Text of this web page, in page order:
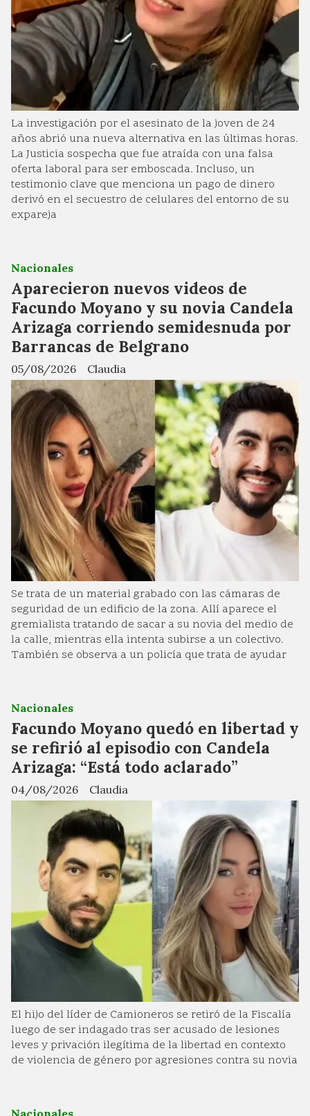
La investigación por el asesinato de la joven de 24
años abrió una nueva alternativa en las últimas horas.
La Justicia sospecha que fue atraída con una falsa
oferta laboral para ser emboscada. Incluso, un
testimonio clave que menciona un pago de dinero
derivó en el secuestro de celulares del entorno de su
expareja
Aparecieron nuevos videos de
Facundo Moyano y su novia Candela
Arizaga corriendo semidesnuda por
Barrancas de Belgrano
Claudia
Nacionales
05/08/2026
Se trata de un material grabado con las cámaras de
seguridad de un edificio de la zona. Allí aparece el
gremialista tratando de sacar a su novia del medio de
la calle, mientras ella intenta subirse a un colectivo.
También se observa a un policía que trata de ayudar
Facundo Moyano quedó en libertad y
se refirió al episodio con Candela
Arizaga: “Está todo aclarado”
Claudia
Nacionales
04/08/2026
El hijo del líder de Camioneros se retiró de la Fiscalía
luego de ser indagado tras ser acusado de lesiones
leves y privación ilegítima de la libertad en contexto
de violencia de género por agresiones contra su novia
Nacionales